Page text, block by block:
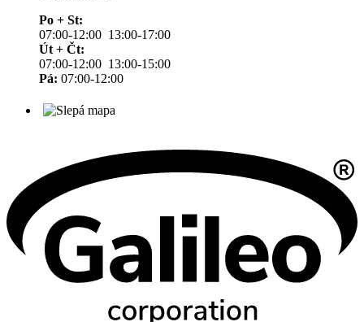
Po + St:
07:00-12:00 13:00-17:00
Út + Čt:
07:00-12:00 13:00-15:00
Pá: 07:00-12:00